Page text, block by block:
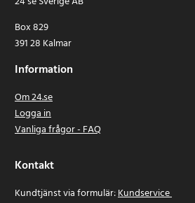
Box 829
391 28 Kalmar
Information
Om 24.se
Logga in
Vanliga frågor - FAQ
Kontakt
Kundtjänst via formulär:Kundservice